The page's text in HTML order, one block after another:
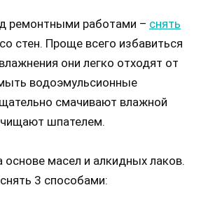
ремонтными работами – снять
со стен. Проще всего избавиться
они легко отходят от
водоэмульсионные
смачивают влажной
шпателем.
масел и алкидных лаков.
3 способами: